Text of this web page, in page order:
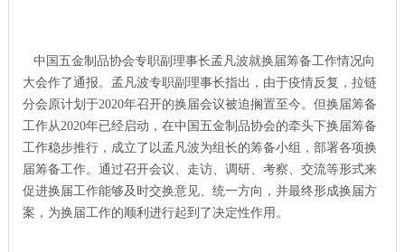
中国五金制品协会专职副理事长孟凡波就换届筹备工作情况向
大会作了通报。孟凡波专职副理事长指出，由于疫情反复，拉链
分会原计划于2020年召开的换届会议被迫搁置至今。但换届筹备
工作从2020年已经启动，在中国五金制品协会的牵头下换届筹备
工作稳步推行，成立了以孟凡波为组长的筹备小组，部署各项换
届筹备工作。通过召开会议、走访、调研、考察、交流等形式来
促进换届工作能够及时交换意见、统一方向，并最终形成换届方
案，为换届工作的顺利进行起到了决定性作用。